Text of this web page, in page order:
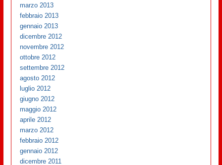
marzo 2013
febbraio 2013
gennaio 2013
dicembre 2012
novembre 2012
ottobre 2012
settembre 2012
agosto 2012
luglio 2012
giugno 2012
maggio 2012
aprile 2012
marzo 2012
febbraio 2012
gennaio 2012
dicembre 2011